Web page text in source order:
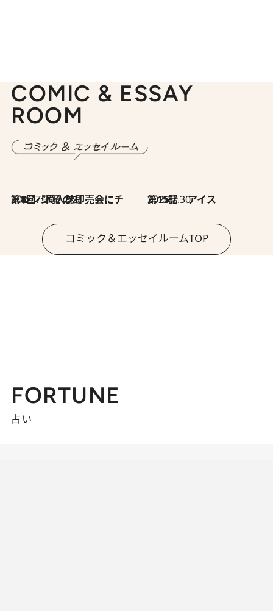
COMIC & ESSAY
ROOM
2026.7.30
第8回「同人誌即売会にチャレンジ その2」 2026.7.30
第15話 アイス
コミック＆エッセイルームTOP
FORTUNE
占い